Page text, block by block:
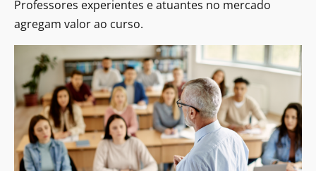
Professores experientes e atuantes no mercado
agregam valor ao curso.